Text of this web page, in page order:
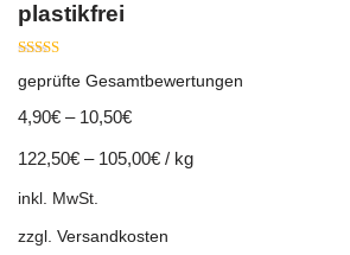
plastikfrei
5.00
geprüfte Gesamtbewertungen
4,90€ – 10,50€
122,50€ – 105,00€ / kg
inkl. MwSt.
zzgl. Versandkosten